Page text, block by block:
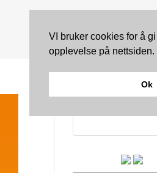
Søk
VI bruker cookies for å
opplevelse på nettsiden.
Ok